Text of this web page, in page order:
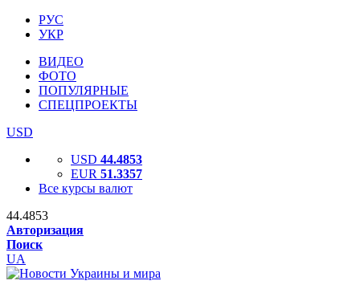
РУС
УКР
ВИДЕО
ФОТО
ПОПУЛЯРНЫЕ
СПЕЦПРОЕКТЫ
USD
USD 44.4853
EUR 51.3357
Все курсы валют
44.4853
Авторизация
Поиск
UA